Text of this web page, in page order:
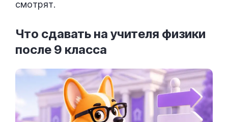
смотрят.
Что сдавать на учителя физики
после 9 класса